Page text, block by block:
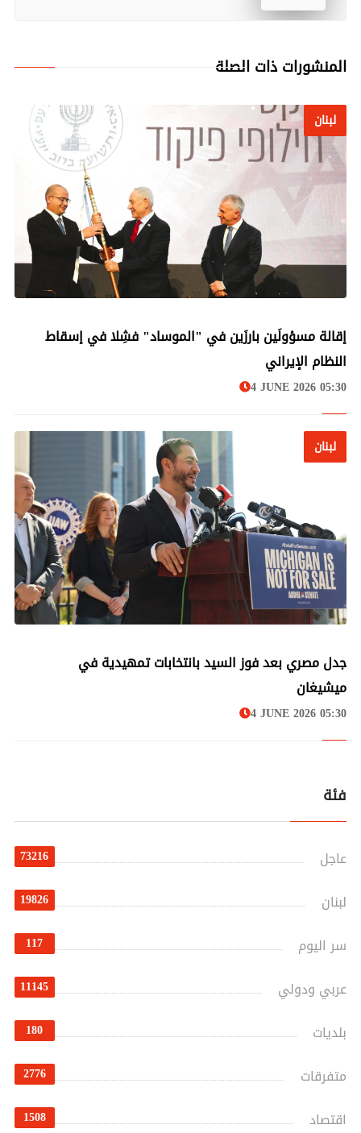
فئة
عاجل 73216
لبنان 19826
سر اليوم 117
عربي ودولي 11145
بلديات 180
متفرقات 2776
اقتصاد 1508
المنشورات ذات الصلة
لبنان
إقالة مسؤولَين بارزَين في "الموساد" فشِلا في إسقاط
النظام الإيراني
4 JUNE 2026 05:30
لبنان
جدل مصري بعد فوز السيد بانتخابات تمهيدية في
ميشيغان
4 JUNE 2026 05:30